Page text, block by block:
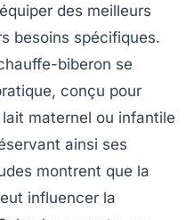
des meilleurs
besoins spécifiques.
biberon se
conçu pour
maternel ou infantile
ainsi ses
montrent que la
influencer la